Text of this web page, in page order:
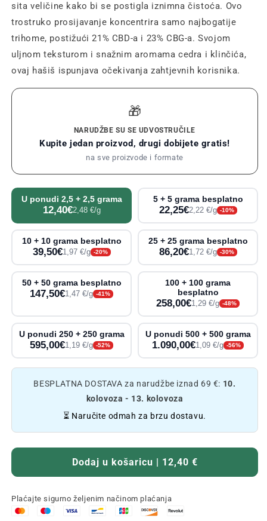
sita veličine kako bi se postigla iznimna čistoća. Ovo
trostruko prosijavanje koncentrira samo najbogatije
trihome, postižući 21% CBD-a i 23% CBG-a. Svojom
uljnom teksturom i snažnim aromama cedra i klinčića,
ovaj hašiš ispunjava očekivanja zahtjevnih korisnika.
🎁
NARUDŽBE SU SE UDVOSTRUČILE
Kupite jedan proizvod, drugi dobijete gratis!
na sve proizvode i formate
U ponudi 2,5 + 2,5 grama
12,40€2,48 €/g
5 + 5 grama besplatno
22,25€2,22 €/g -10%
10 + 10 grama besplatno
39,50€1,97 €/g -20%
25 + 25 grama besplatno
86,20€1,72 €/g -30%
50 + 50 grama besplatno
147,50€1,47 €/g -41%
100 + 100 grama
besplatno
258,00€1,29 €/g -48%
U ponudi 250 + 250 grama
595,00€1,19 €/g -52%
U ponudi 500 + 500 grama
1.090,00€1,09 €/g -56%
BESPLATNA DOSTAVA za narudžbe iznad 69 €: 10.
kolovoza - 13. kolovoza
⏳ Naručite odmah za brzu dostavu.
Dodaj u košaricu | 12,40 €
Plaćajte sigurno željenim načinom plaćanja